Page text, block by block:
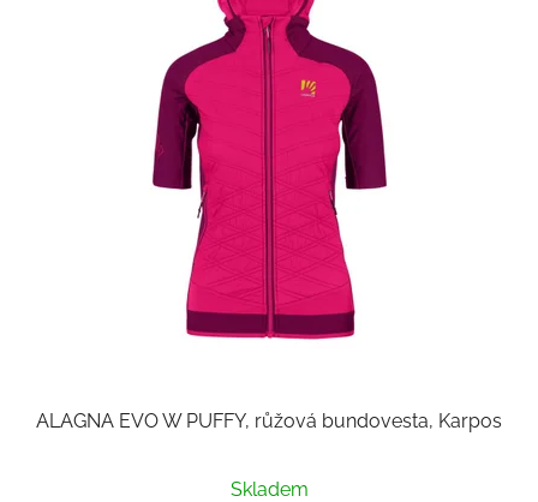
ALAGNA EVO W PUFFY, růžová bundovesta, Karpos
Skladem